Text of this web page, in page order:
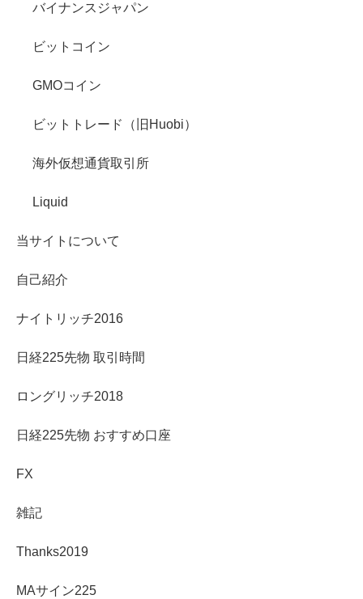
バイナンスジャパン
ビットコイン
GMOコイン
ビットトレード（旧Huobi）
海外仮想通貨取引所
Liquid
当サイトについて
自己紹介
ナイトリッチ2016
日経225先物 取引時間
ロングリッチ2018
日経225先物 おすすめ口座
FX
雑記
Thanks2019
MAサイン225